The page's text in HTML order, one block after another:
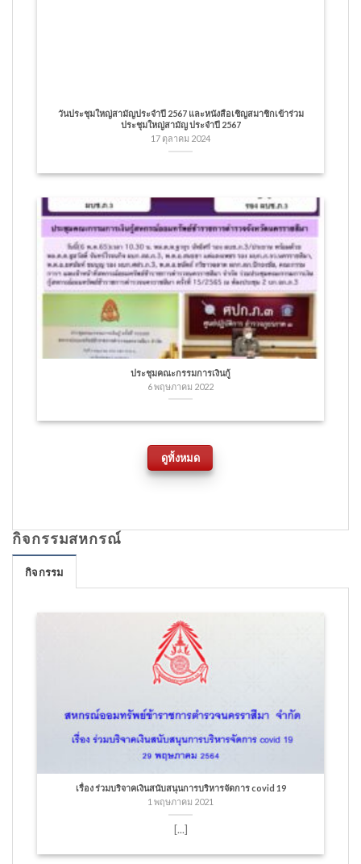
วันประชุมใหญ่สามัญประจำปี 2567 และหนังสือเชิญสมาชิกเข้าร่วม
ประชุมใหญ่สามัญ ประจำปี 2567
17 ตุลาคม 2024
ประชุมคณะกรรมการเงินกู้
6 พฤษภาคม 2022
ดูทั้งหมด
กิจกรรมสหกรณ์
กิจกรรม
เรื่อง ร่วมบริจาคเงินสนับสนุนการบริหารจัดการ covid 19
1 พฤษภาคม 2021
[...]